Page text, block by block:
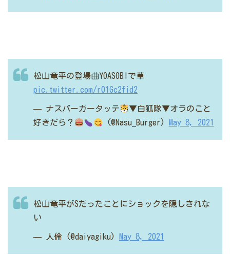
松山竜平の登場曲YOASOBIで草
pic.twitter.com/r01Gc2fid2
— ナスバーガータッテ
▼白狐隊▼オラのこと
好きだら？
(@Nasu_Burger) May 8, 2021
松山竜平がSだったことにショックを隠しきれな
い
— 人倫 (@daiyagiku) May 8, 2021